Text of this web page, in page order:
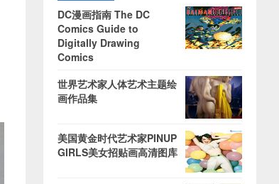
DC漫画指南 The DC
Comics Guide to
Digitally Drawing
Comics
世界艺术家人体艺术主题绘
画作品集
美国黄金时代艺术家PINUP
GIRLS美女招贴画高清图库